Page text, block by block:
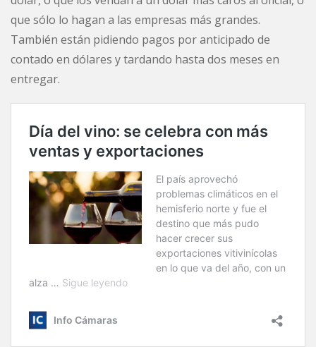
que sólo lo hagan a las empresas más grandes.
También están pidiendo pagos por anticipado de
contado en dólares y tardando hasta dos meses en
entregar.